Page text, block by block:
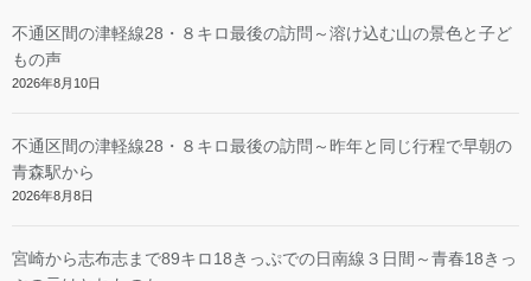
不通区間の津軽線28・８キロ最後の訪問～溶け込む山の景色と子ど
もの声
2026年8月10日
不通区間の津軽線28・８キロ最後の訪問～昨年と同じ行程で早朝の
青森駅から
2026年8月8日
宮崎から志布志まで89キロ18きっぷでの日南線３日間～青春18きっ